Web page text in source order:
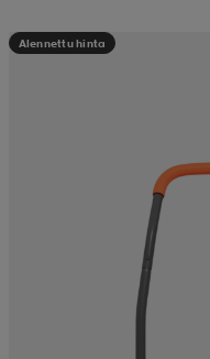
Alennettu hinta